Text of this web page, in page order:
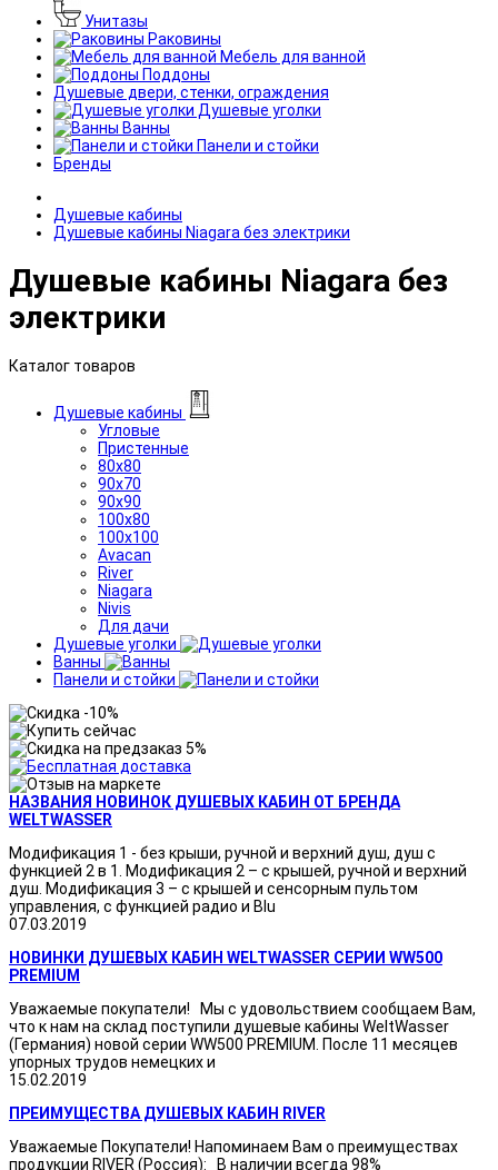
Унитазы
Раковины
Мебель для ванной
Поддоны
Душевые двери, стенки, ограждения
Душевые уголки
Ванны
Панели и стойки
Бренды
Душевые кабины
Душевые кабины Niagara без электрики
Душевые кабины Niagara без
электрики
Каталог товаров
Душевые кабины
Угловые
Пристенные
80x80
90x70
90x90
100x80
100x100
Avacan
River
Niagara
Nivis
Для дачи
Душевые уголки
Ванны
Панели и стойки
НАЗВАНИЯ НОВИНОК ДУШЕВЫХ КАБИН ОТ БРЕНДА
WELTWASSER
Модификация 1 - без крыши, ручной и верхний душ, душ с
функцией 2 в 1. Модификация 2 – с крышей, ручной и верхний
душ. Модификация 3 – с крышей и сенсорным пультом
управления, с функцией радио и Blu
07.03.2019
НОВИНКИ ДУШЕВЫХ КАБИН WELTWASSER СЕРИИ WW500
PREMIUM
Уважаемые покупатели! Мы с удовольствием сообщаем Вам,
что к нам на склад поступили душевые кабины WeltWasser
(Германия) новой серии WW500 PREMIUM. После 11 месяцев
упорных трудов немецких и
15.02.2019
ПРЕИМУЩЕСТВА ДУШЕВЫХ КАБИН RIVER
Уважаемые Покупатели! Напоминаем Вам о преимуществах
продукции RIVER (Россия): В наличии всегда 98%